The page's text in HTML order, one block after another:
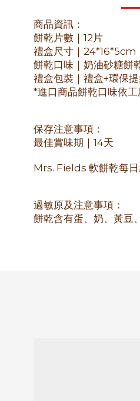
商品資訊：
餅乾片數｜12片
禮盒尺寸｜24*16*5cm
餅乾口味｜奶油砂糖餅
禮盒包裝｜禮盒+環保
*進口商品餅乾口味依
保存注意事項：
最佳賞味期｜14天
Mrs. Fields 軟餅乾每
過敏原及注意事項：
餅乾含有蛋、奶、黃豆